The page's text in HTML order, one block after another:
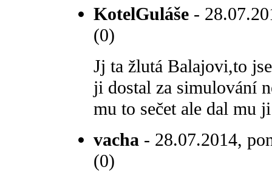
KotelGuláše -
(0)
Jj ta žlutá Balajovi,to
ji dostal za simulování
mu to sečet ale dal mu
vacha - 28.07.2014,
(0)